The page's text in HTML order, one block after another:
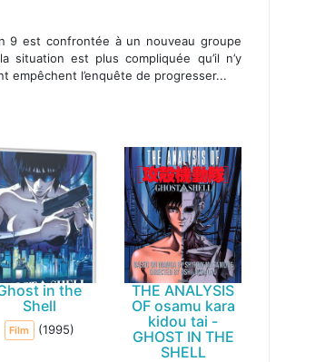
9 est confrontée à un nouveau groupe
situation est plus compliquée qu’il n’y
empêchent l’enquête de progresser...
in the
Shell
Film (1995)
THE ANALYSIS
OF osamu kara
kidou tai -
GHOST IN THE
SHELL